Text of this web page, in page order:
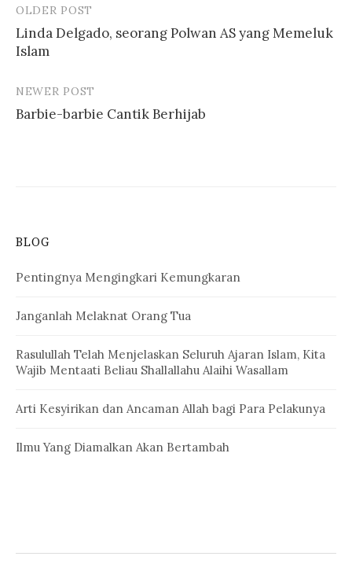
Post
navigation
OLDER POST
Linda Delgado, seorang Polwan AS yang Memeluk
Islam
NEWER POST
Barbie-barbie Cantik Berhijab
BLOG
Pentingnya Mengingkari Kemungkaran
Janganlah Melaknat Orang Tua
Rasulullah Telah Menjelaskan Seluruh Ajaran Islam, Kita
Wajib Mentaati Beliau Shallallahu Alaihi Wasallam
Arti Kesyirikan dan Ancaman Allah bagi Para Pelakunya
Ilmu Yang Diamalkan Akan Bertambah